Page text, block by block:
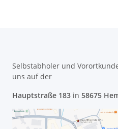
Selbstabholer und
uns auf der
Hauptstraße 183 in 58675